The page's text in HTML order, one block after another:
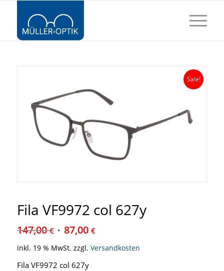
Sale!
Fila VF9972 col 627y
147,00€ 87,00 €
inkl. 19 % MwSt. zzgl. Versandkosten
Fila VF9972 col 627y